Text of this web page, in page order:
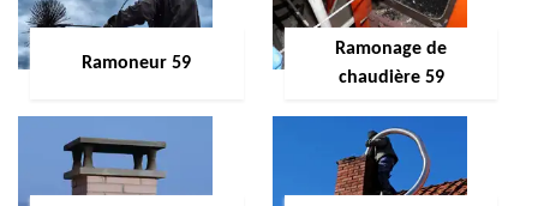
Ramoneur 59
Ramonage de
chaudière 59